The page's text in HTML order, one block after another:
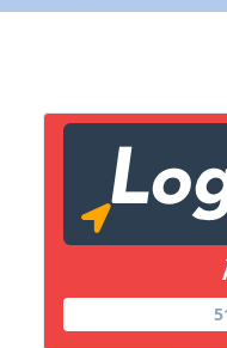
Lien vers
Copier lien